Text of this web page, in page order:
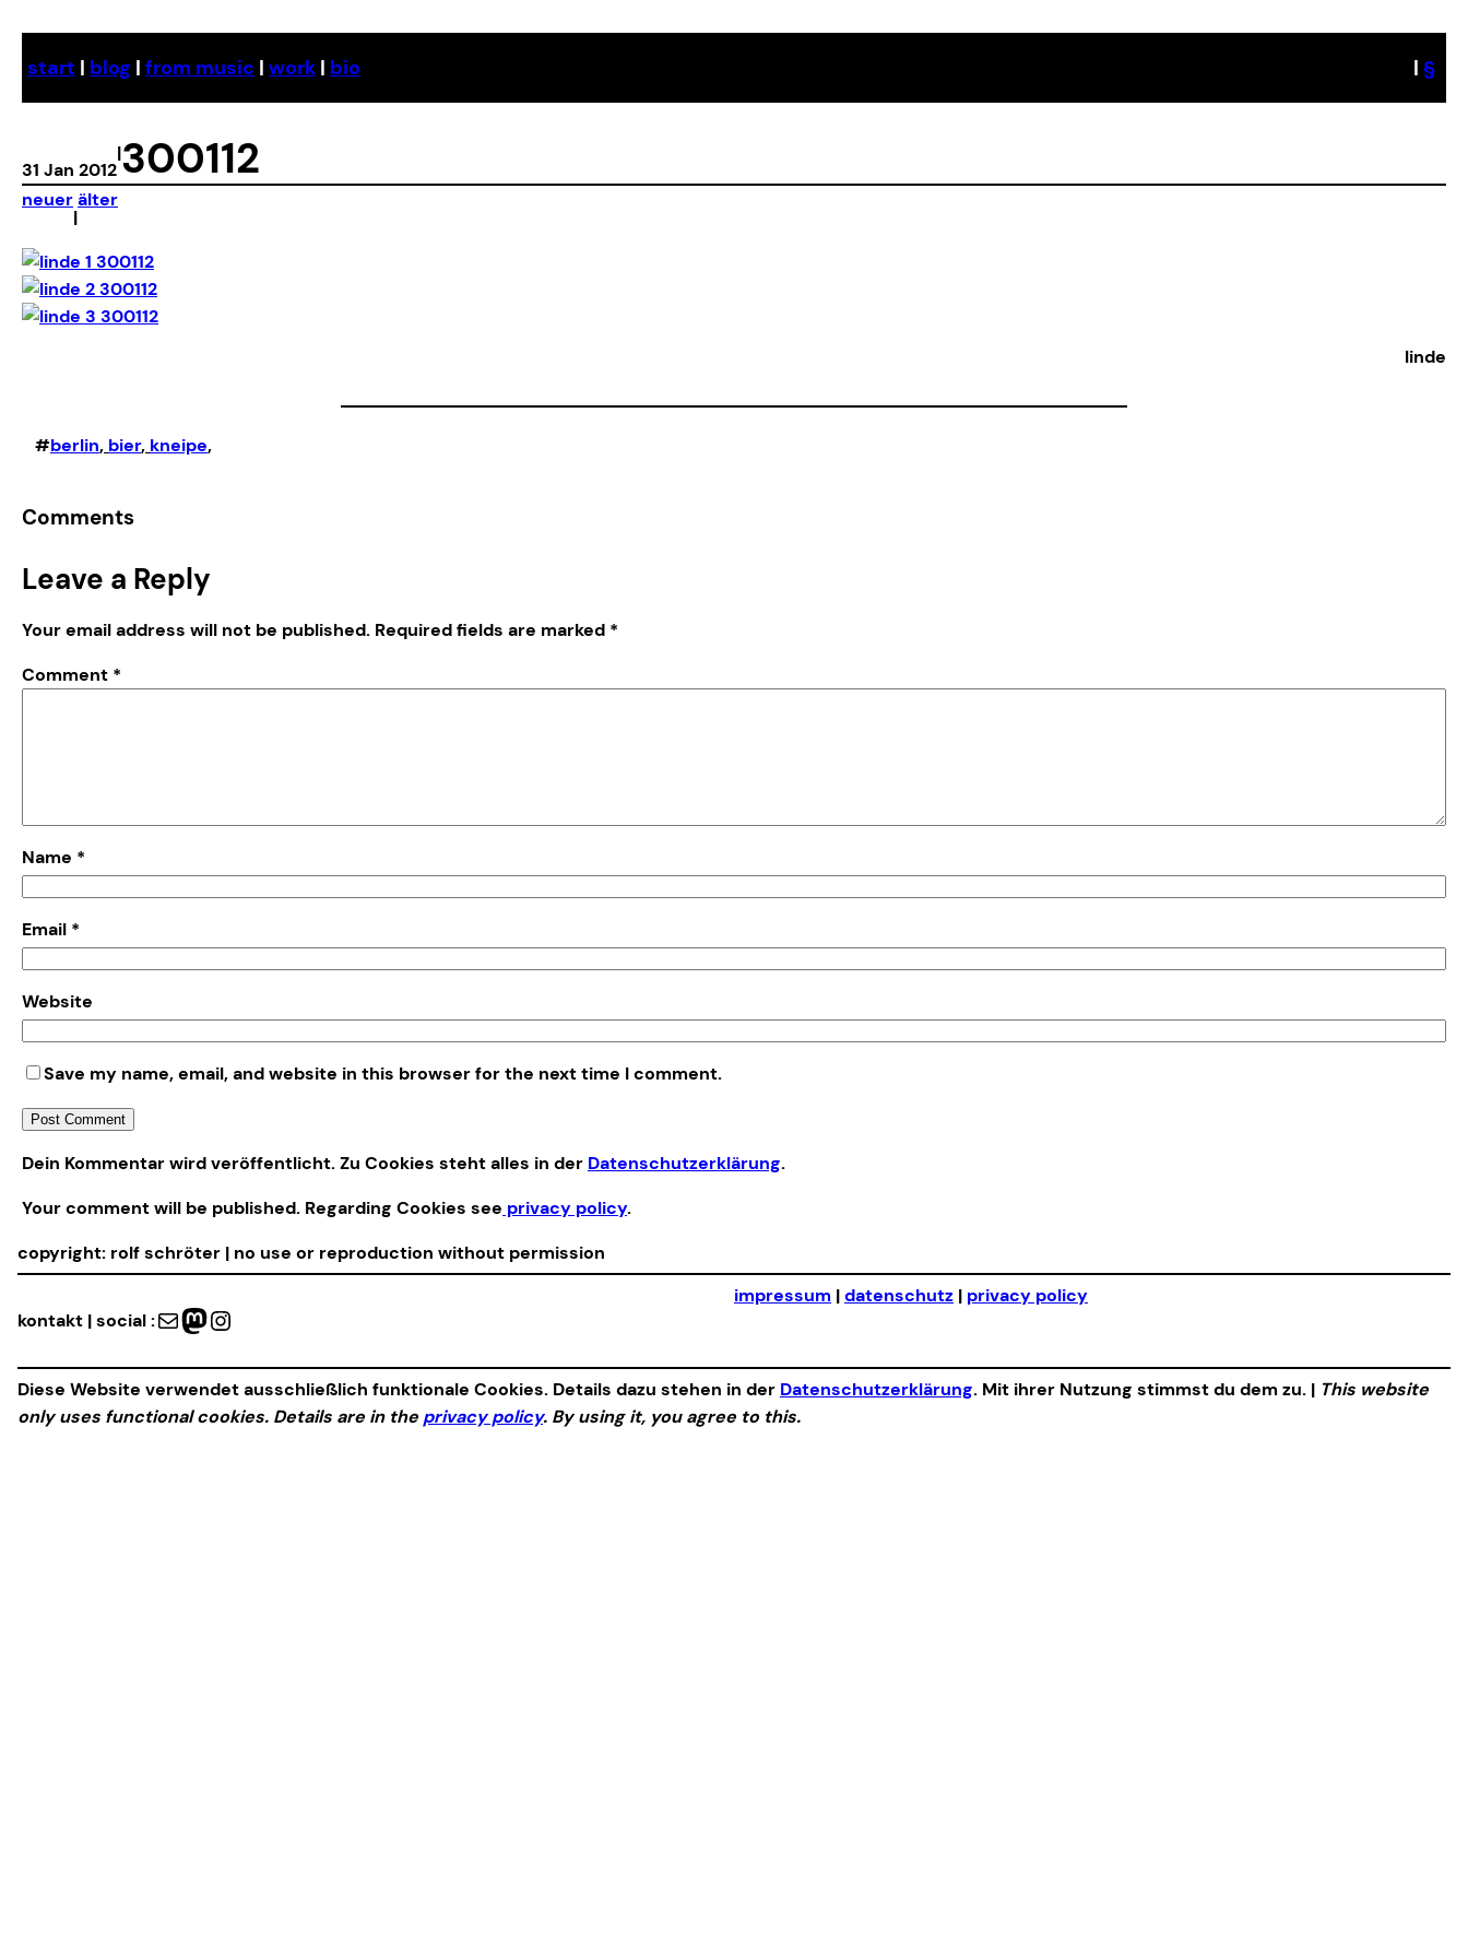
content
start | blog | from music | work | bio | §
31 Jan 2012
|300112
neuer
|
älter
linde
#berlin, bier, kneipe,
Comments
Leave a Reply
Your email address will not be published. Required fields are marked *
Comment *
Name *
Email *
Website
Save my name, email, and website in this browser for the next time I comment.
Alternative:
Dein Kommentar wird veröffentlicht. Zu Cookies steht alles in der Datenschutzerklärung.
Your comment will be published. Regarding Cookies see privacy policy.
copyright: rolf schröter | no use or reproduction without permission
kontakt | social :Mail Mastodon Instagram
impressum |datenschutz | privacy policy
Diese Website verwendet ausschließlich funktionale Cookies. Details dazu stehen in der Datenschutzerklärung. Mit ihrer Nutzung stimmst du dem zu. | This website
only uses functional cookies. Details are in the privacy policy. By using it, you agree to this.